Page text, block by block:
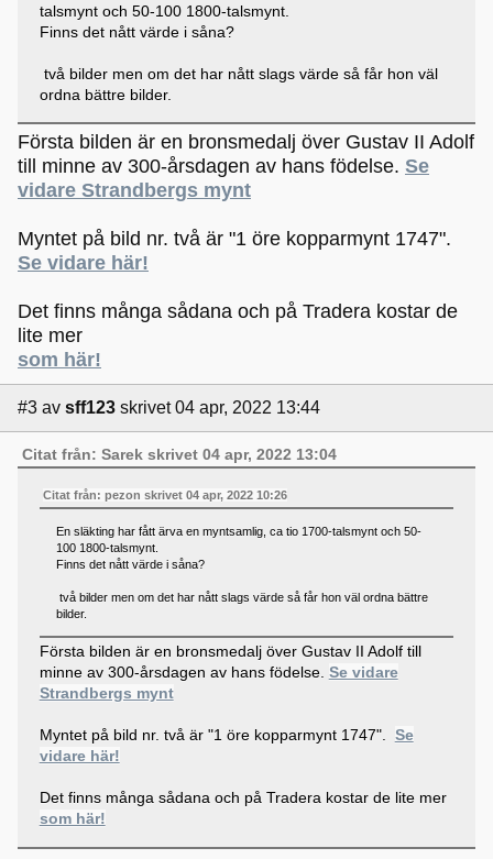
talsmynt och 50-100 1800-talsmynt.
Finns det nått värde i såna?
två bilder men om det har nått slags värde så får hon väl
ordna bättre bilder.
Första bilden är en bronsmedalj över Gustav II Adolf
till minne av 300-årsdagen av hans födelse. Se
vidare Strandbergs mynt
Myntet på bild nr. två är "1 öre kopparmynt 1747".
Se vidare här!
Det finns många sådana och på Tradera kostar de
lite mer
som här!
#3 av sff123 skrivet 04 apr, 2022 13:44
Citat från: Sarek skrivet 04 apr, 2022 13:04
Citat från: pezon skrivet 04 apr, 2022 10:26
En släkting har fått ärva en myntsamlig, ca tio 1700-talsmynt och 50-
100 1800-talsmynt.
Finns det nått värde i såna?
två bilder men om det har nått slags värde så får hon väl ordna bättre
bilder.
Första bilden är en bronsmedalj över Gustav II Adolf till
minne av 300-årsdagen av hans födelse. Se vidare
Strandbergs mynt
Myntet på bild nr. två är "1 öre kopparmynt 1747". Se
vidare här!
Det finns många sådana och på Tradera kostar de lite mer
som här!